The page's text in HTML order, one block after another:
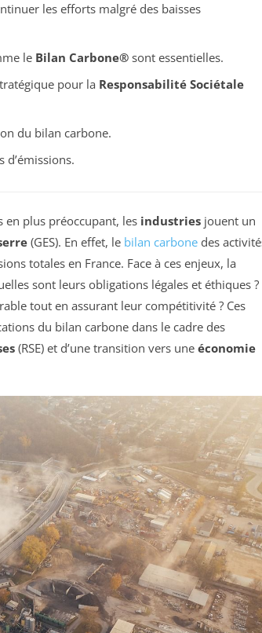
les efforts malgré des baisses
le Bilan Carbone®sont essentielles.
pour la Responsabilité Sociétale
du bilan carbone.
en plus préoccupant, les industries jouent un
(GES). En effet, le bilan carbone des
totales en France. Face à ces enjeux, la
sont leurs obligations légales et éthiques ?
tout en assurant leur compétitivité ? Ces
du bilan carbone dans le cadre des
(RSE) et d’une transition vers une économie